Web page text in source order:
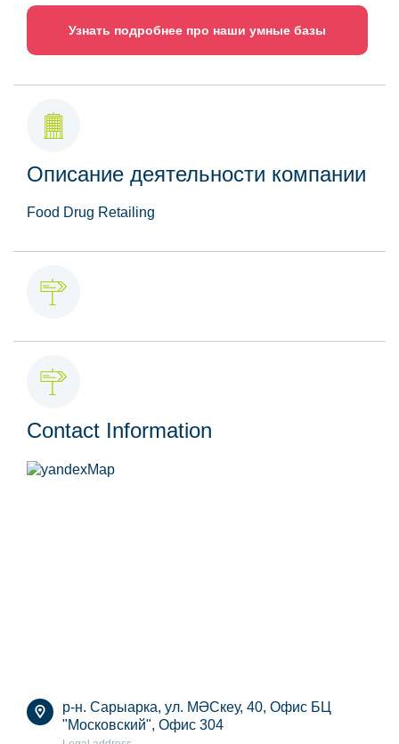
Узнать подробнее про наши умные базы
Описание деятельности компании
Food Drug Retailing
Contact Information
р-н. Сарыарка, ул. МӘСкеу, 40, Офис БЦ
"Московский", Офис 304